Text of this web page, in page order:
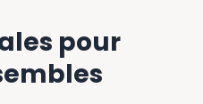
pour